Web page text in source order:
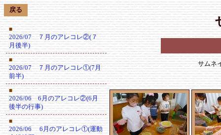
戻る
■
2026/07 ７月のアレコレ②(７
月後半)
■
2026/07 ７月のアレコレ①(7月
前半)
■
2026/06 6月のアレコレ②(6月
後半の行事)
■
2026/06 6月のアレコレ①(運動
サムネ